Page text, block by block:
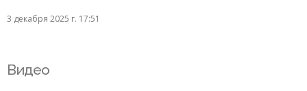
3 декабря 2025 г. 17:51
Видео